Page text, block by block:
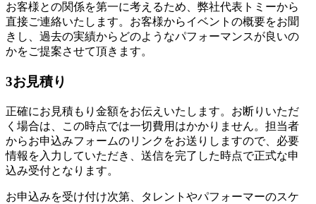
お客様との関係を第一に考えるため、弊社代表トミーから
直接ご連絡いたします。お客様からイベントの概要をお聞
きし、過去の実績からどのようなパフォーマンスが良いの
かをご提案させて頂きます。
3お見積り
正確にお見積もり金額をお伝えいたします。お断りいただ
く場合は、この時点では一切費用はかかりません。担当者
からお申込みフォームのリンクをお送りしますので、必要
情報を入力していただき、送信を完了した時点で正式な申
込み受付となります。
お申込みを受け付け次第、タレントやパフォーマーのスケ